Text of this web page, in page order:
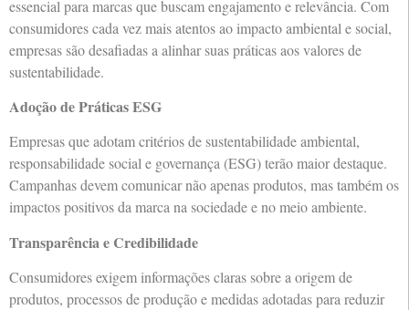
essencial para marcas que buscam engajamento e relevância. Com
consumidores cada vez mais atentos ao impacto ambiental e social,
empresas são desafiadas a alinhar suas práticas aos valores de
sustentabilidade.
Adoção de Práticas ESG
Empresas que adotam critérios de sustentabilidade ambiental,
responsabilidade social e governança (ESG) terão maior destaque.
Campanhas devem comunicar não apenas produtos, mas também os
impactos positivos da marca na sociedade e no meio ambiente.
Transparência e Credibilidade
Consumidores exigem informações claras sobre a origem de
produtos, processos de produção e medidas adotadas para reduzir